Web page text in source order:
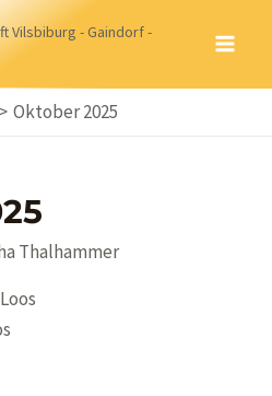
Vilsbiburg - Gaindorf -
Oktober 2025
Thalhammer